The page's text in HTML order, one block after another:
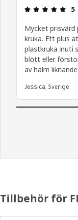
5
Mycket prisvärd
kruka. Ett plus
plastkruka inuti
blött eller
av halm
Jessica, Sverige
Tillbehör för